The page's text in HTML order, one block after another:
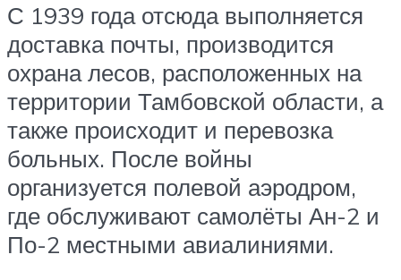
С 1939 года отсюда выполняется
доставка почты, производится
охрана лесов, расположенных на
территории Тамбовской области, а
также происходит и перевозка
больных. После войны
организуется полевой аэродром,
где обслуживают самолёты Ан-2 и
По-2 местными авиалиниями.